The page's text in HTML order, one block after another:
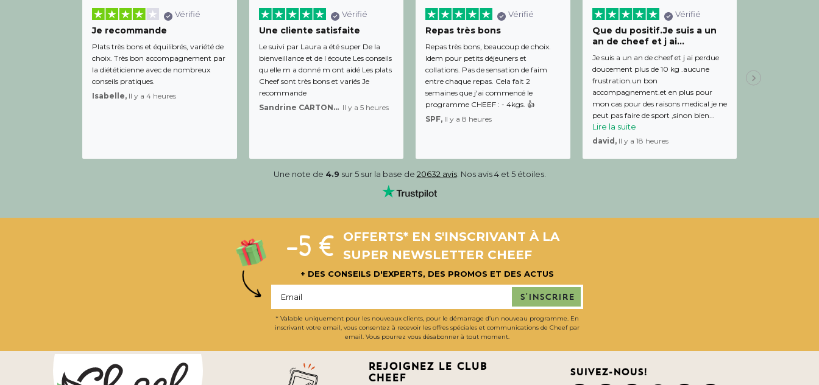
Vérifié
Je recommande
Plats très bons et équilibrés, variété de
choix. Très bon accompagnement par
la diététicienne avec de nombreux
conseils pratiques.
Isabelle, Il y a 4 heures
Vérifié
Une cliente satisfaite
Le suivi par Laura a été super De la
bienveillance et de l écoute Les conseils
qu elle m a donné m ont aidé Les plats
Cheef sont très bons et variés Je
recommande
Sandrine CARTON-BRACQ, Il y a 5 heures
Vérifié
Repas très bons
Repas très bons, beaucoup de choix.
Idem pour petits déjeuners et
collations. Pas de sensation de faim
entre chaque repas. Cela fait 2
semaines que j'ai commencé le
programme CHEEF : - 4kgs. 👍
SPF, Il y a 8 heures
Vérifié
Que du positif.Je suis a un
an de cheef et j ai...
Je suis a un an de cheef et j ai perdue
doucement plus de 10 kg .aucune
frustration.un bon
accompagnement.et en plus pour
mon cas pour des raisons medical je ne
peut pas faire de sport ,sinon bien...
Lire la suite
david, Il y a 18 heures
Julien,
Une note de 4.9 sur 5 sur la base de 20632 avis. Nos avis 4 et 5 étoiles.
-5 €
OFFERTS* EN S'INSCRIVANT À LA
SUPER NEWSLETTER CHEEF
+ DES CONSEILS D'EXPERTS, DES PROMOS ET DES ACTUS
S'inscrire
* Valable uniquement pour les nouveaux clients, pour le démarrage d’un nouveau programme. En
inscrivant votre email, vous consentez à recevoir les offres spéciales et communications de Cheef par
email. Vous pourrez vous désabonner à tout moment.
Rejoignez le club
cheef
Suivez-nous!